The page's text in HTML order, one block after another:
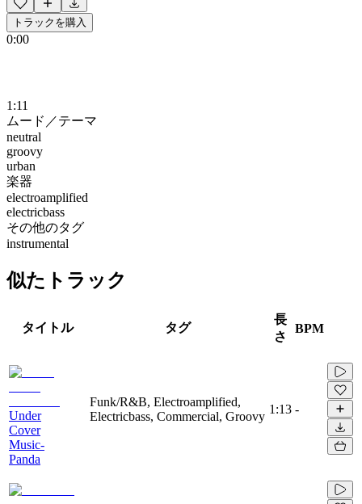
トラックを購入
0:00
1:11
ムード／テーマ
neutral
groovy
urban
楽器
electroamplified
electricbass
その他のタグ
instrumental
似たトラック
タイトル タグ
長
さ
BPM
Under
Cover
Music-
Panda
Funk/R&B, Electroamplified,
Electricbass, Commercial, Groovy
1:13 -